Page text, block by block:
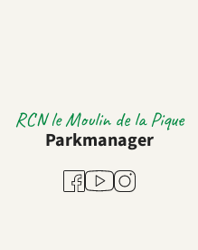
RCN le Moulin de la Pique
Parkmanager
Facebook
YoutubeInstagram